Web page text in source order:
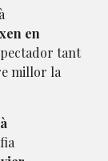
en
tant
millor la